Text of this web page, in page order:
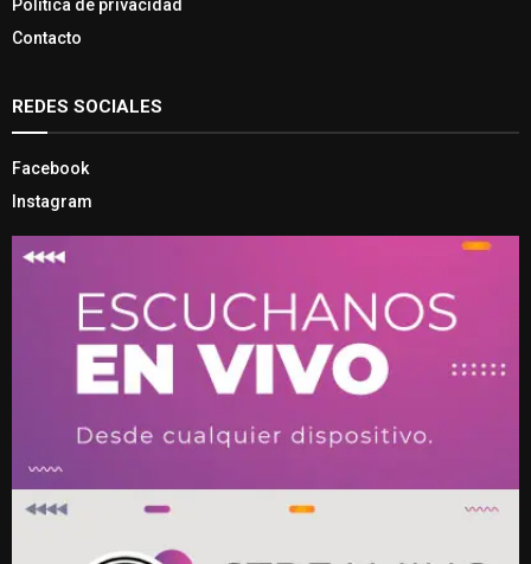
Política de privacidad
Contacto
REDES SOCIALES
Facebook
Instagram